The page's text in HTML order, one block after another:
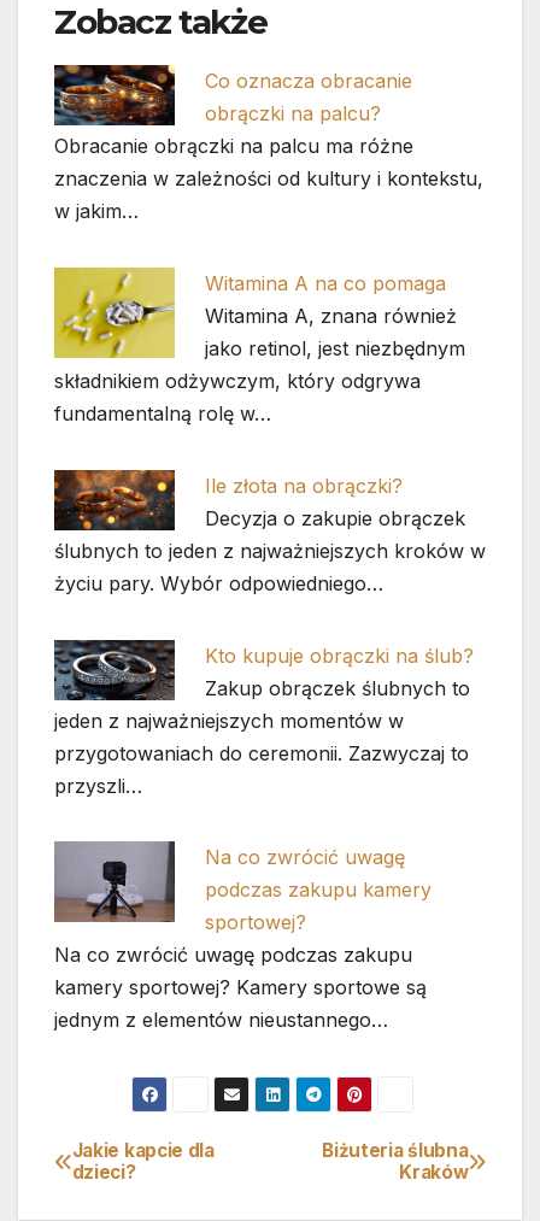
Zobacz także
Co oznacza obracanie
obrączki na palcu?
Obracanie obrączki na palcu ma różne
znaczenia w zależności od kultury i kontekstu,
w jakim…
Witamina A na co pomaga
Witamina A, znana również
jako retinol, jest niezbędnym
składnikiem odżywczym, który odgrywa
fundamentalną rolę w…
Ile złota na obrączki?
Decyzja o zakupie obrączek
ślubnych to jeden z najważniejszych kroków w
życiu pary. Wybór odpowiedniego…
Kto kupuje obrączki na ślub?
Zakup obrączek ślubnych to
jeden z najważniejszych momentów w
przygotowaniach do ceremonii. Zazwyczaj to
przyszli…
Na co zwrócić uwagę
podczas zakupu kamery
sportowej?
Na co zwrócić uwagę podczas zakupu
kamery sportowej? Kamery sportowe są
jednym z elementów nieustannego…
Nawigacja
Biżuteria ślubna
Kraków
Jakie kapcie dla
dzieci?